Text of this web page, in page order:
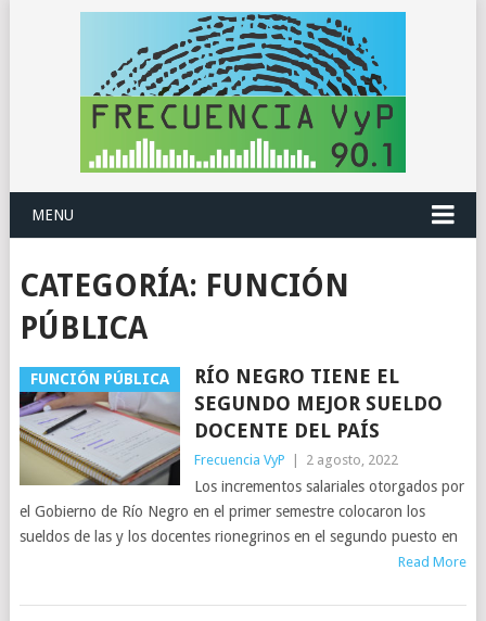
MENU
CATEGORÍA: FUNCIÓN
PÚBLICA
FUNCIÓN PÚBLICA
RÍO NEGRO TIENE EL
SEGUNDO MEJOR SUELDO
DOCENTE DEL PAÍS
Frecuencia VyP 2 agosto, 2022
Los incrementos salariales otorgados por
el Gobierno de Río Negro en el primer semestre colocaron los
sueldos de las y los docentes rionegrinos en el segundo puesto en
Read More